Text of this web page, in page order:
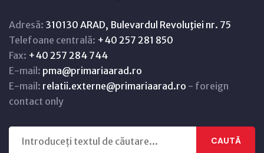
Adresă: 310130 ARAD, Bulevardul Revoluţiei nr. 75
Telefoane centrală: +40 257 281 850
Fax: +40 257 284 744
E-mail: pma@primariaarad.ro
E-mail: relatii.externe@primariaarad.ro - foreign
contact only
CAUTĂ